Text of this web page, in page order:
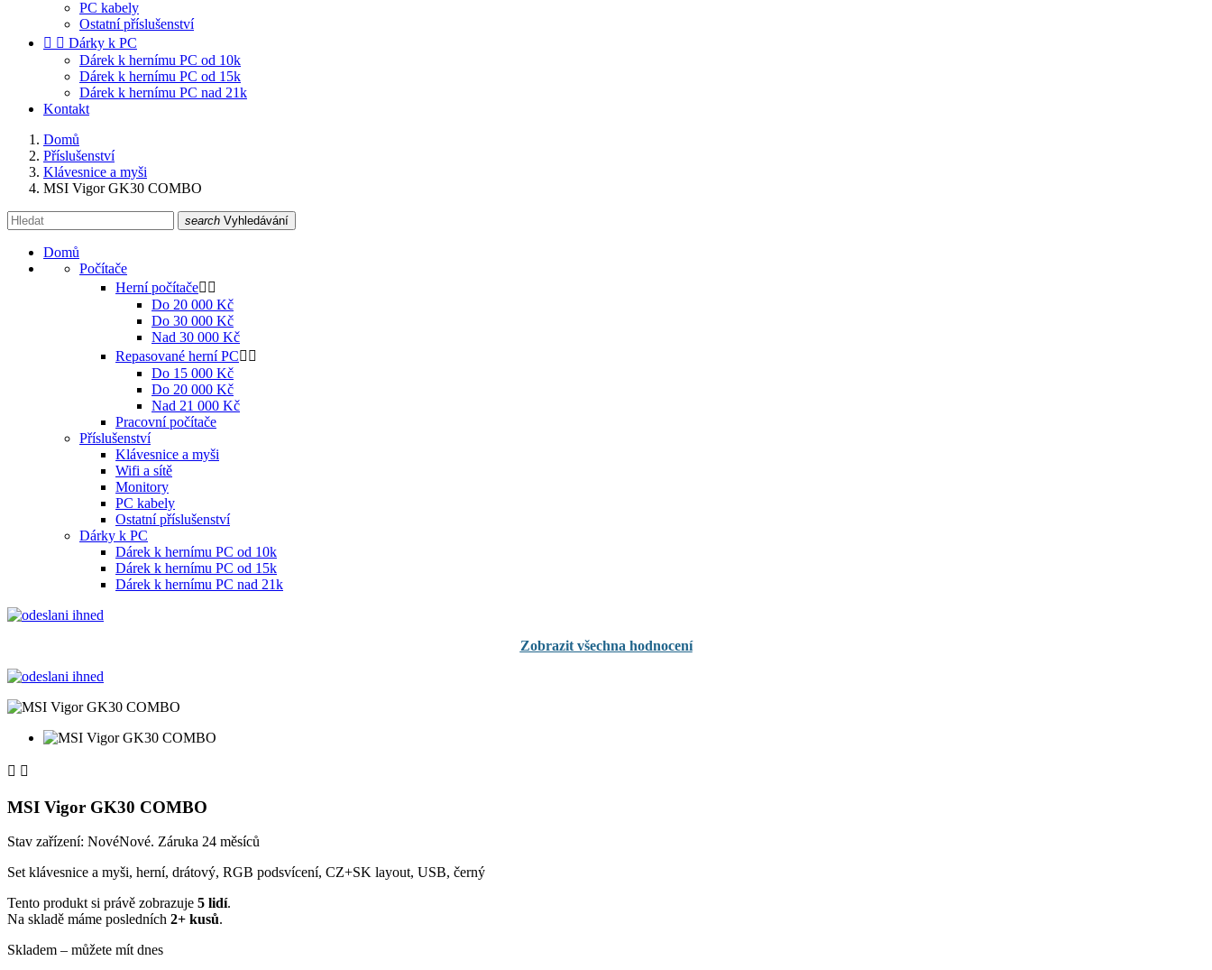
PC kabely
Ostatní příslušenství
  Dárky k PC
Dárek k hernímu PC od 10k
Dárek k hernímu PC od 15k
Dárek k hernímu PC nad 21k
Kontakt
Domů
Příslušenství
Klávesnice a myši
MSI Vigor GK30 COMBO
search Vyhledávání
Domů
Počítače
Herní počítače 
Do 20 000 Kč
Do 30 000 Kč
Nad 30 000 Kč
Repasované herní PC 
Do 15 000 Kč
Do 20 000 Kč
Nad 21 000 Kč
Pracovní počítače
Příslušenství
Klávesnice a myši
Wifi a sítě
Monitory
PC kabely
Ostatní příslušenství
Dárky k PC
Dárek k hernímu PC od 10k
Dárek k hernímu PC od 15k
Dárek k hernímu PC nad 21k
Zobrazit všechna hodnocení
 
MSI Vigor GK30 COMBO
Stav zařízení: NovéNové. Záruka 24 měsíců
Set klávesnice a myši, herní, drátový, RGB podsvícení, CZ+SK layout, USB, černý
Tento produkt si právě zobrazuje 5 lidí.
Na skladě máme posledních 2+ kusů.
Skladem – můžete mít dnes